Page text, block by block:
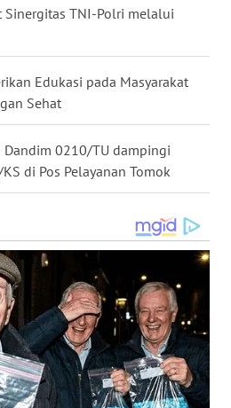
Sinergitas TNI-Polri melalui
Edukasi pada Masyarakat
Sehat
Dandim 0210/TU dampingi
di Pos Pelayanan Tomok